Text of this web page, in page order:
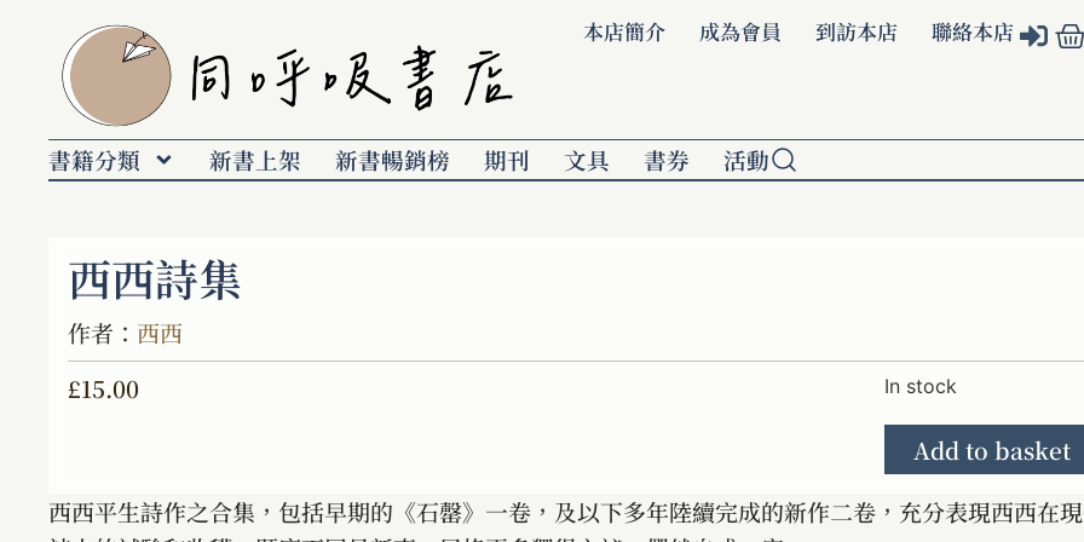
本店簡介 成為會員 到訪本店 聯絡本店
書籍分類 新書上架 新書暢銷榜 期刊 文具 書券 活動
西西詩集
作者： 西西
£15.00 In stock
Add to basket
西西平生詩作之合集，包括早期的《石罄》一卷，及以下多年陸續完成的新作二卷，充分表現西西在